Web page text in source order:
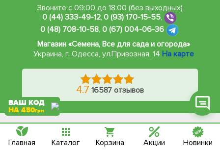
Звоните с 09:00 до 18:00 (без выходных)
0 (44) 333-49-12,0 (93) 170-15-55,
0 (48) 708-10-58, 0 (67) 004-06-36
Магазин «Семена, Все для сада и огорода»
Украина, г. Одесса, ул.Привозная, 14 На карте
4.7 16587 отзывов
Франшиза
Контакты
Телеграм
Вайбер
Інстаграм
ВАШ КОД
НА 450грн
Главная Каталог Корзина Акции Новинки